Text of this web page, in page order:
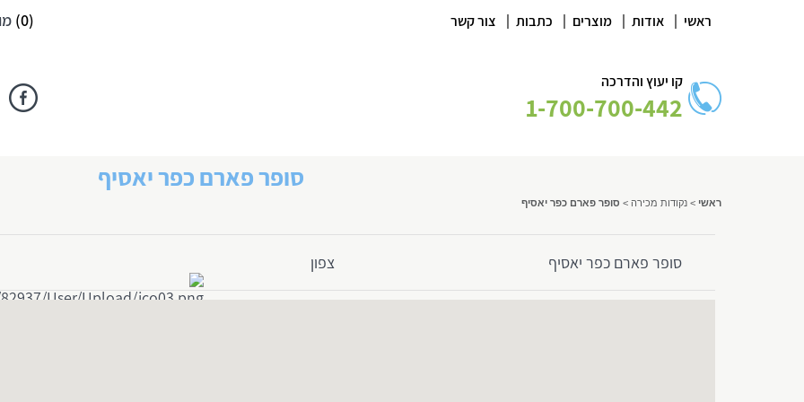
ראשי | אודות | מוצרים | כתבות | צור קשר (
0
)
קו יעוץ והדרכה
1-700-700-442
סופר פארם כפר יאסיף
ראשי > נקודות מכירה > סופר פארם כפר יאסיף
סופר פארם כפר יאסיף צפון